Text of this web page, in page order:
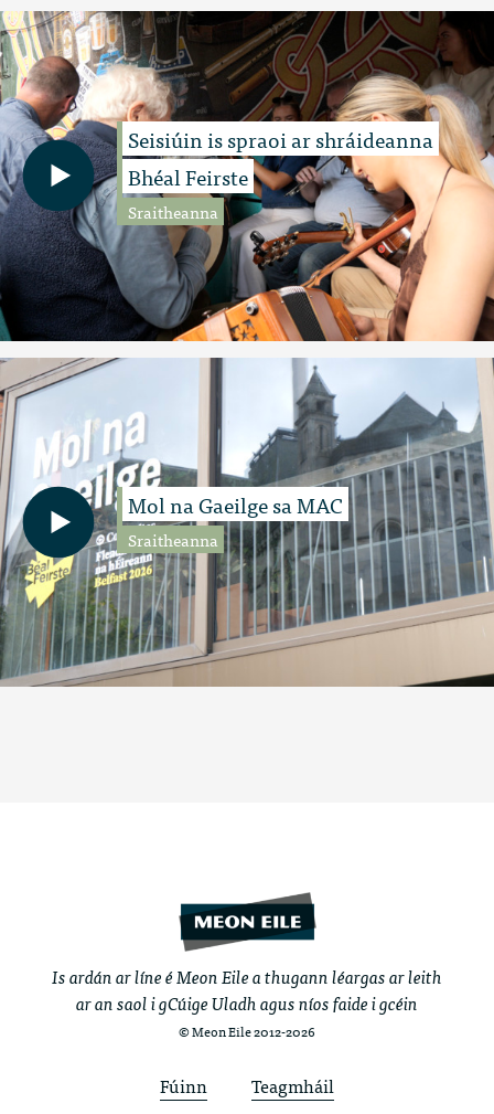
Seisiúin is spraoi ar shráideanna
Bhéal Feirste
Sraitheanna
Mol na Gaeilge sa MAC
Sraitheanna
Is ardán ar líne é Meon Eile a thugann léargas ar leith
ar an saol i gCúige Uladh agus níos faide i gcéin
© Meon Eile 2012-2026
Fúinn Teagmháil